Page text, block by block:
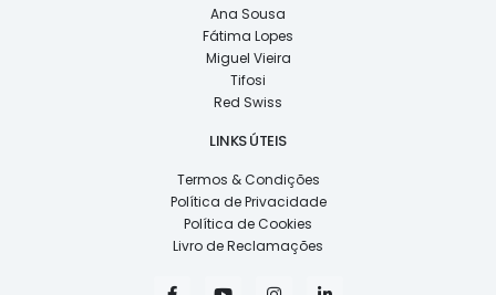
Ana Sousa
Fátima Lopes
Miguel Vieira
Tifosi
Red Swiss
LINKS ÚTEIS
Termos & Condições
Política de Privacidade
Política de Cookies
Livro de Reclamações
F Y I